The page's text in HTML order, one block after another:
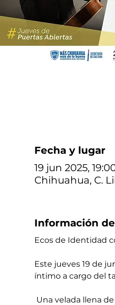
Fecha y lugar
19 jun 2025,
Chihuahua, C.
Información
Ecos de Identidad
Este jueves 19 de
íntimo a cargo del
Una velada llena